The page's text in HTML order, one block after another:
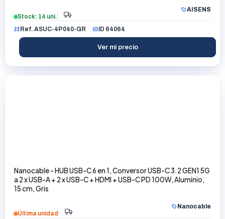
AISENS
Stock: 14 uni.
Ref. ASUC-4P040-GR
ID 64064
Ver mi precio
Nanocable - HUB USB-C 6 en 1, Conversor USB-C 3.2 GEN1 5G
a 2 x USB-A + 2 x USB-C + HDMI + USB-C PD 100W, Aluminio,
15 cm, Gris
Nanocable
Última unidad